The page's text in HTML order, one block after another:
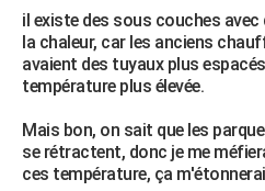
il existe des sous couches
la chaleur, car les anciens
avaient des tuyaux plus
température plus élevée.
Mais bon, on sait que les
se rétractent, donc je me
ces température, ça